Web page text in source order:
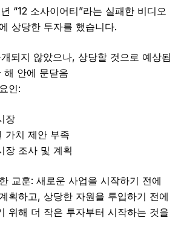
“12 소사이어티”라는 실패한 비디오
상당한 투자를 했습니다.
되지 않았으나, 상당할 것으로 예상됨
해 안에 문닫음
인:
장
가치 제안 부족
장 조사 및 계획
교훈: 새로운 사업을 시작하기 전에
획하고, 상당한 자원을 투입하기 전에
위해 더 작은 투자부터 시작하는 것을